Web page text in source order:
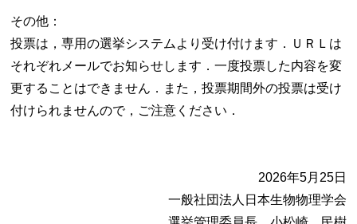
その他：
投票は，専用の選挙システムより受け付けます．ＵＲＬは
それぞれメールでお知らせします．一度投票した内容を変
更することはできません．また，投票期間外の投票は受け
付けられませんので，ご注意ください．
2026年5月25日
一般社団法人日本生物物理学会